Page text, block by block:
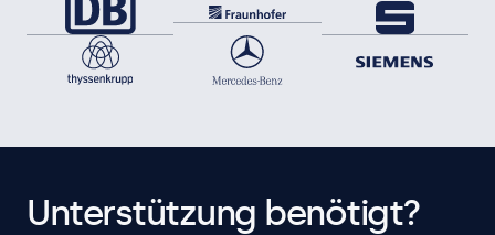
Unterstützung benötigt?